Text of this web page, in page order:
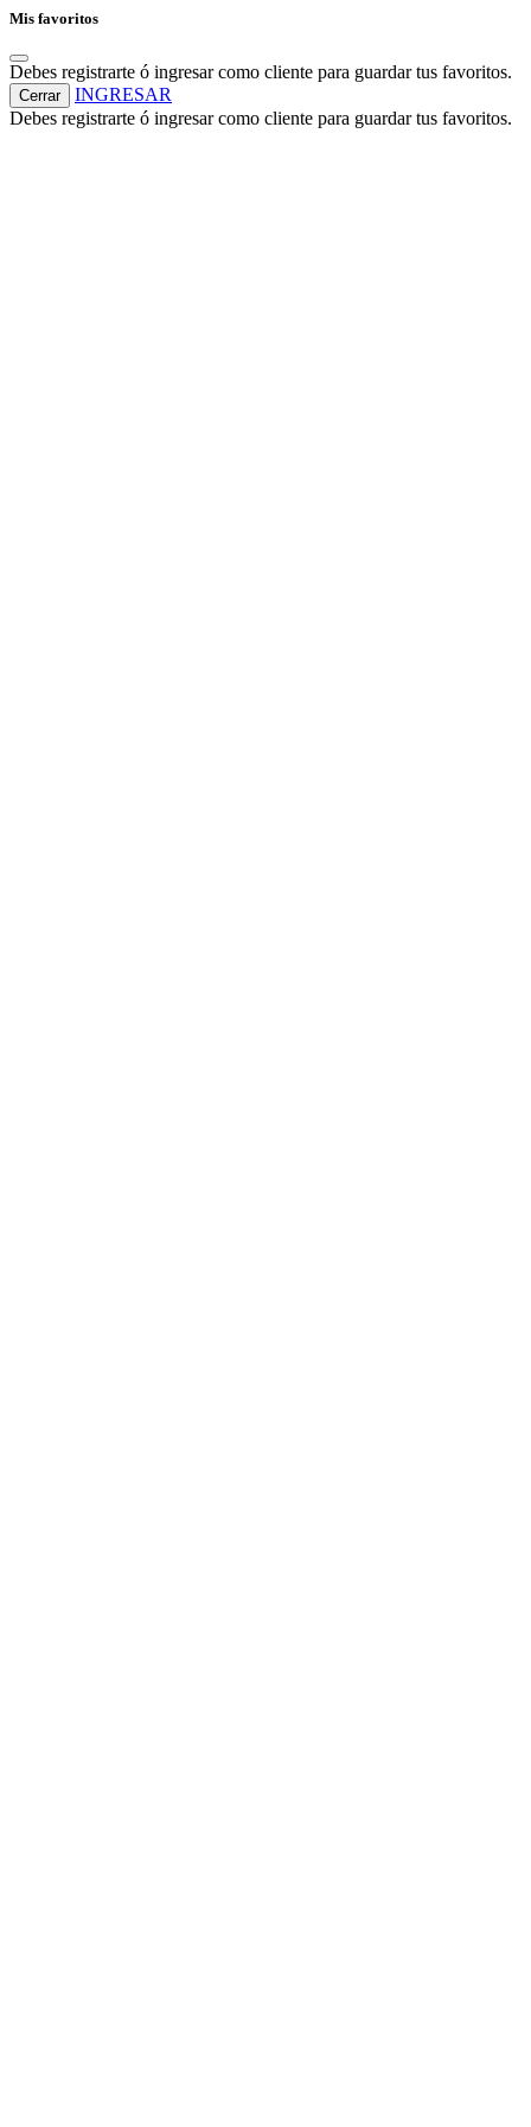
Mis favoritos
Debes registrarte ó ingresar como cliente para guardar tus favoritos.
Cerrar
INGRESAR
Debes registrarte ó ingresar como cliente para guardar tus favoritos.